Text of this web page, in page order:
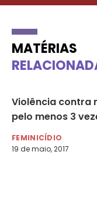
MATÉRIAS
Violência contra
pelo menos 3
FEMINICÍDIO
19 de maio, 2017